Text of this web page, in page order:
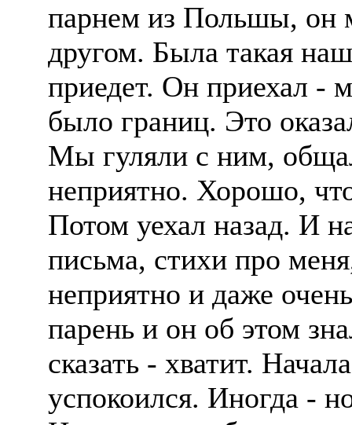
парнем из Польшы, он
другом. Была такая
приедет. Он приехал -
было границ. Это
Мы гуляли с ним,
неприятно. Хорошо,
Потом уехал назад. И
письма, стихи про
неприятно и даже
парень и он об этом
сказать - хватит.
успокоился. Иногда -